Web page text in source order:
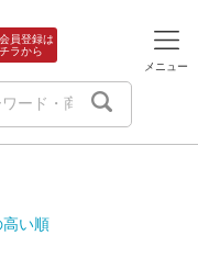
員登録は
ラから
メニュー
い順